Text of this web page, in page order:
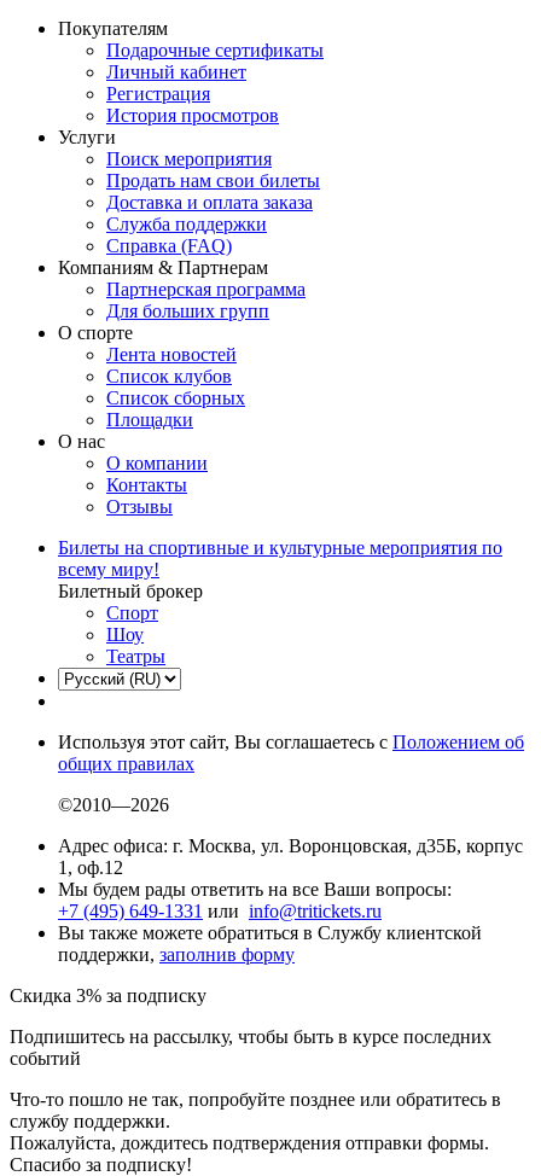
Покупателям
Подарочные сертификаты
Личный кабинет
Регистрация
История просмотров
Услуги
Поиск мероприятия
Продать нам свои билеты
Доставка и оплата заказа
Служба поддержки
Справка (FAQ)
Компаниям & Партнерам
Партнерская программа
Для больших групп
О спорте
Лента новостей
Список клубов
Список сборных
Площадки
О нас
О компании
Контакты
Отзывы
Билеты на спортивные и культурные мероприятия по
всему миру!
Билетный брокер
Спорт
Шоу
Театры
Используя этот сайт, Вы соглашаетесь с Положением об
общих правилах
©2010—2026
Адрес офиса: г. Москва, ул. Воронцовская, д35Б, корпус
1, оф.12
Мы будем рады ответить на все Ваши вопросы:
+7 (495) 649-1331 или info@tritickets.ru
Вы также можете обратиться в Службу клиентской
поддержки, заполнив форму
Скидка 3% за подписку
Подпишитесь на рассылку, чтобы быть в курсе последних
событий
Что-то пошло не так, попробуйте позднее или обратитесь в
службу поддержки.
Пожалуйста, дождитесь подтверждения отправки формы.
Спасибо за подписку!